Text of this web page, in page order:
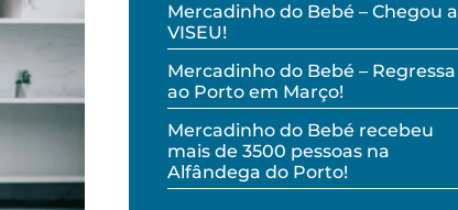
Mercadinho do Bebé – Chegou a
VISEU!
Mercadinho do Bebé – Regressa
ao Porto em Março!
Mercadinho do Bebé recebeu
mais de 3500 pessoas na
Alfândega do Porto!